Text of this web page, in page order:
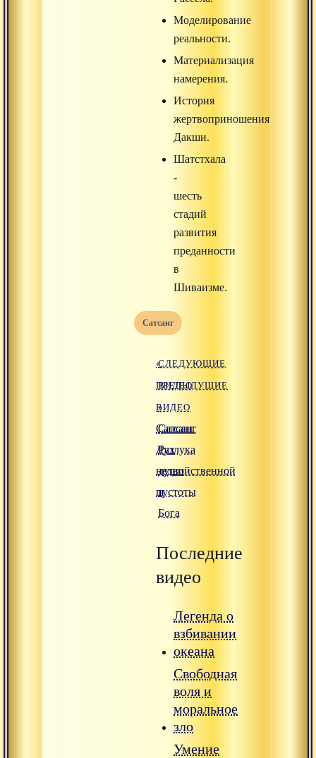
Моделирование
реальности.
Материализация
намерения.
История
жертвоприношения
Дакши.
Шатстхала
-
шесть
стадий
развития
преданности
в
Шиваизме.
Сатсанг
«
ПРЕДЫДУЩИЕ
ВИДЕО
Сатсанг
Дух
недвойственной
пустоты
СЛЕДУЮЩИЕ
ВИДЕО
»
Сатсанг
Разлука
души
и
Бога
Последние
видео
Легенда о
взбивании
океана
Свободная
воля и
моральное
зло
Умение